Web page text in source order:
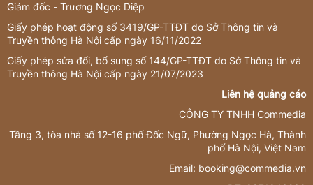
Giám đốc - Trương Ngọc Diệp
Giấy phép hoạt động số 3419/GP-TTĐT do Sở Thông tin và
Truyền thông Hà Nội cấp ngày 16/11/2022
Giấy phép sửa đổi, bổ sung số 144/GP-TTĐT do Sở Thông tin và
Truyền thông Hà Nội cấp ngày 21/07/2023
Liên hệ quảng cáo
CÔNG TY TNHH Commedia
Tầng 3, tòa nhà số 12-16 phố Đốc Ngữ, Phường Ngọc Hà, Thành
phố Hà Nội, Việt Nam
Email: booking@commedia.vn